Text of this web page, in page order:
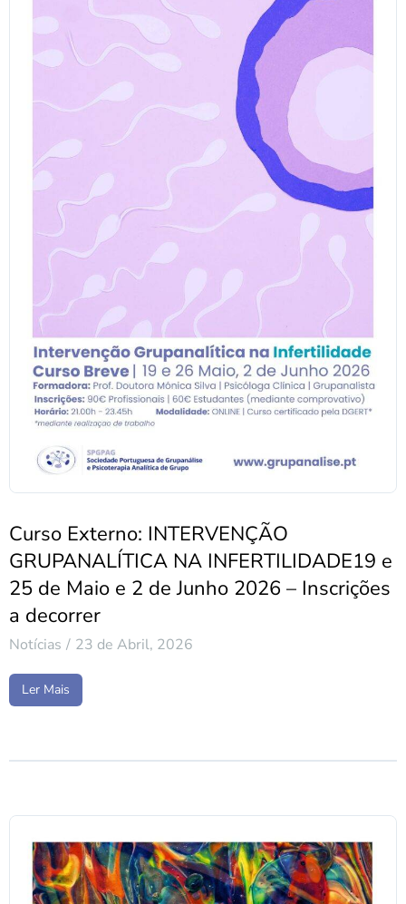
Curso Externo: INTERVENÇÃO
GRUPANALÍTICA NA INFERTILIDADE19 e
25 de Maio e 2 de Junho 2026 – Inscrições
a decorrer
Notícias 23 de Abril, 2026
Ler Mais